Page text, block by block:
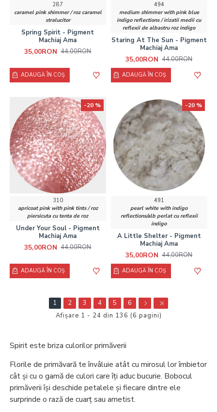
287
caramel pink shimmer / roz caramel
stralucitor
Spring Spirit - Pigment
Machiaj Ama
35,00RON 44,00RON
ADAUGĂ ÎN COŞ
494
medium shimmer with pink blue
indigo reflections / irizatii medii cu
reflexii de albastru roz indigo
Staring At The Sun - Pigment
Machiaj Ama
35,00RON 44,00RON
ADAUGĂ ÎN COŞ
-20 %
310
apricoat pink with pink tints / roz
piersicuta cu tenta de roz
Under Your Soul - Pigment
Machiaj Ama
35,00RON 44,00RON
ADAUGĂ ÎN COŞ
-20 %
491
pearl white with indigo
reflections/alb perlat cu reflexii
indigo
A Little Shelter - Pigment
Machiaj Ama
35,00RON 44,00RON
ADAUGĂ ÎN COŞ
1 2 3 4 5
6
Afişare 1 - 24 din 136 (6 pagini)
Spirit este briza culorilor primăverii
Florile de primăvară te învâluie atât cu mirosul lor îmbietor
cât și cu o gamă de culori care îți aduc bucurie. Bobocul
primăverii își deschide petalele și fiecare dintre ele
surprinde o rază de cuarț sau ametist.